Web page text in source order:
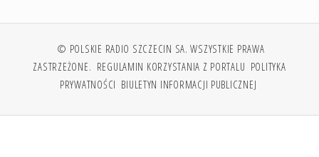
© POLSKIE RADIO SZCZECIN SA. WSZYSTKIE PRAWA
ZASTRZEŻONE. REGULAMIN KORZYSTANIA Z PORTALU POLITYKA
PRYWATNOŚCI BIULETYN INFORMACJI PUBLICZNEJ